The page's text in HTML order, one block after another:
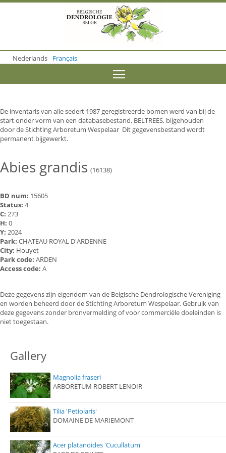
o
m
o
n
t
e
n
Nederlands Français
De inventaris van alle sedert 1987 geregistreerde bomen werd van bij de
start onder vorm van een databasebestand, BELTREES, bijgehouden
door de Stichting Arboretum Wespelaar Dit gegevensbestand wordt
permanent bijgewerkt.
Abies grandis (16138)
BD num: 15605
Status: 4
C: 273
H: 0
Y: 2024
Park: CHATEAU ROYAL D'ARDENNE
City: Houyet
Park code: ARDEN
Access code: A
Deze gegevens zijn eigendom van de Belgische Dendrologische Vereniging
en worden beheerd door de Stichting Arboretum Wespelaar. Gebruik van
deze gegevens zonder bronvermelding of voor commerciële doeleinden is
niet toegestaan.
Gallery
Magnolia fraseri
ARBORETUM ROBERT LENOIR
Tilia 'Petiolaris'
DOMAINE DE MARIEMONT
Acer platanoides 'Cucullatum'